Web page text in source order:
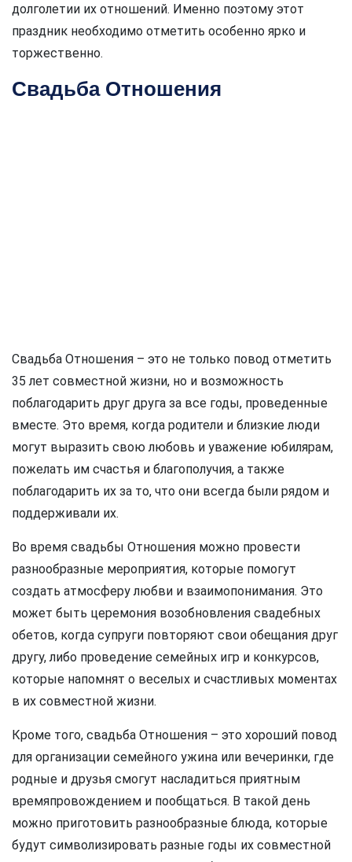
долголетии их отношений. Именно поэтому этот
праздник необходимо отметить особенно ярко и
торжественно.
Свадьба Отношения
Свадьба Отношения – это не только повод отметить
35 лет совместной жизни, но и возможность
поблагодарить друг друга за все годы, проведенные
вместе. Это время, когда родители и близкие люди
могут выразить свою любовь и уважение юбилярам,
пожелать им счастья и благополучия, а также
поблагодарить их за то, что они всегда были рядом и
поддерживали их.
Во время свадьбы Отношения можно провести
разнообразные мероприятия, которые помогут
создать атмосферу любви и взаимопонимания. Это
может быть церемония возобновления свадебных
обетов, когда супруги повторяют свои обещания друг
другу, либо проведение семейных игр и конкурсов,
которые напомнят о веселых и счастливых моментах
в их совместной жизни.
Кроме того, свадьба Отношения – это хороший повод
для организации семейного ужина или вечеринки, где
родные и друзья смогут насладиться приятным
времяпровождением и пообщаться. В такой день
можно приготовить разнообразные блюда, которые
будут символизировать разные годы их совместной